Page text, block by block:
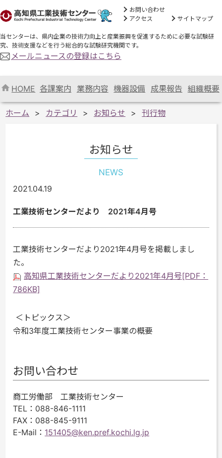
お問い合わせ
アクセス
サイトマップ
当センターは、県内企業の技術力向上と産業振興を促進するために必要な試験研
究、技術支援などを行う総合的な試験研究機関です。
メールニュースの登録はこちら
HOME 各課案内 業務内容 機器設備 成果報告 組織概要
ホーム カテゴリ お知らせ 刊行物
お知らせ
NEWS
2021.04.19
工業技術センターだより 2021年4月号
工業技術センターだより2021年4月号を掲載しまし
た。
高知県工業技術センターだより2021年4月号[PDF：
786KB]
＜トピックス＞
令和3年度工業技術センター事業の概要
お問い合わせ
商工労働部 工業技術センター
TEL ：088-846-1111
FAX ：088-845-9111
E-Mail ： 151405@ken.pref.kochi.lg.jp